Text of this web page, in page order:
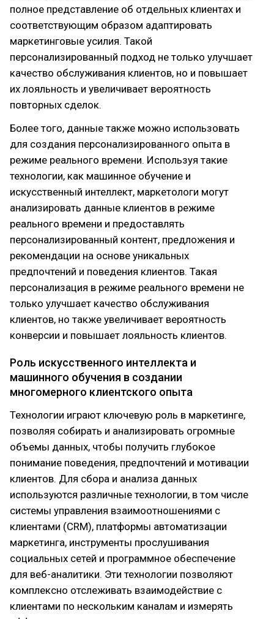
полное представление об отдельных клиентах и
соответствующим образом адаптировать
маркетинговые усилия. Такой
персонализированный подход не только улучшает
качество обслуживания клиентов, но и повышает
их лояльность и увеличивает вероятность
повторных сделок.
Более того, данные также можно использовать
для создания персонализированного опыта в
режиме реального времени. Используя такие
технологии, как машинное обучение и
искусственный интеллект, маркетологи могут
анализировать данные клиентов в режиме
реального времени и предоставлять
персонализированный контент, предложения и
рекомендации на основе уникальных
предпочтений и поведения клиентов. Такая
персонализация в режиме реального времени не
только улучшает качество обслуживания
клиентов, но также увеличивает вероятность
конверсии и повышает лояльность клиентов.
Роль искусственного интеллекта и
машинного обучения в создании
многомерного клиентского опыта
Технологии играют ключевую роль в маркетинге,
позволяя собирать и анализировать огромные
объемы данных, чтобы получить глубокое
понимание поведения, предпочтений и мотивации
клиентов. Для сбора и анализа данных
используются различные технологии, в том числе
системы управления взаимоотношениями с
клиентами (CRM), платформы автоматизации
маркетинга, инструменты прослушивания
социальных сетей и программное обеспечение
для веб-аналитики. Эти технологии позволяют
комплексно отслеживать взаимодействие с
клиентами по нескольким каналам и измерять